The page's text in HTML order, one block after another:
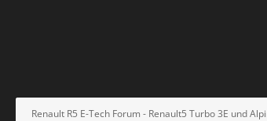
Renault R5 E-Tech Forum - Renault5 Turbo 3E und